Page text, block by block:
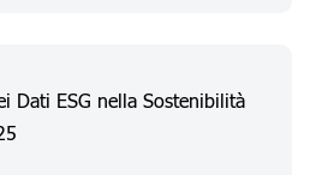
Dati ESG nella Sostenibilità